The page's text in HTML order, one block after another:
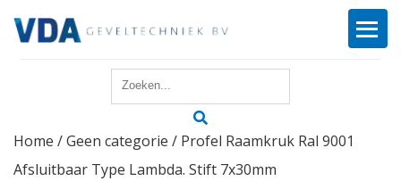
Reparatie
Home /Geen categorie / Profel Raamkruk Ral 9001
Afsluitbaar Type Lambda. Stift 7x30mm